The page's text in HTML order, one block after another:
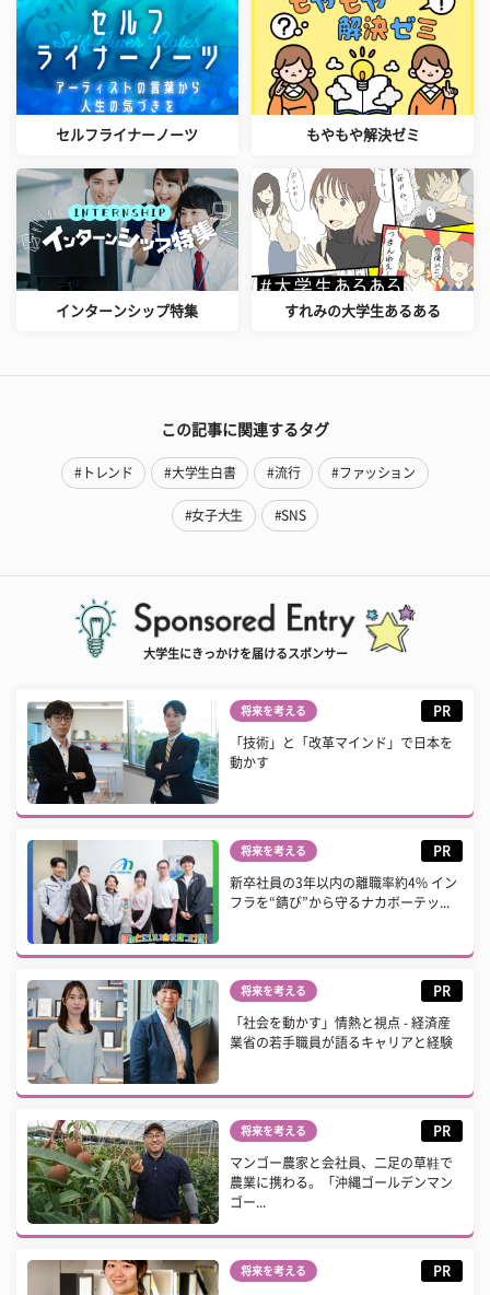
セルフライナーノーツ もやもや解決ゼミ
インターンシップ特集 すれみの大学生あるある
この記事に関連するタグ
#トレンド #大学生白書 #流行 #ファッション
#女子大生 #SNS
大学生にきっかけを届けるスポンサー
将来を考える PR
「技術」と「改革マインド」で日本を
動かす
将来を考える PR
新卒社員の3年以内の離職率約4% イン
フラを“錆び”から守るナカボーテッ...
将来を考える PR
「社会を動かす」情熱と視点 - 経済産
業省の若手職員が語るキャリアと経験
将来を考える PR
マンゴー農家と会社員、二足の草鞋で
農業に携わる。「沖縄ゴールデンマン
ゴー...
将来を考える PR